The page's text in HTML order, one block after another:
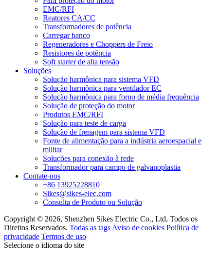
EMC/RFI
Reatores CA/CC
Transformadores de potência
Carregar banco
Regeneradores e Choppers de Freio
Resistores de potência
Soft starter de alta tensão
Soluções
Solução harmônica para sistema VFD
Solução harmônica para ventilador EC
Solução harmônica para forno de média frequência
Solução de proteção do motor
Produtos EMC/RFI
Solução para teste de carga
Solução de frenagem para sistema VFD
Fonte de alimentação para a indústria aeroespacial e
militar
Soluções para conexão à rede
Transformador para campo de galvanoplastia
Contate-nos
+86 13925228810
Sikes@sikes-elec.com
Consulta de Produto ou Solução
Copyright © 2026, Shenzhen Sikes Electric Co., Ltd, Todos os
Direitos Reservados. Todas as tags Aviso de cookies Política de
privacidade Termos de uso
Selecione o idioma do site